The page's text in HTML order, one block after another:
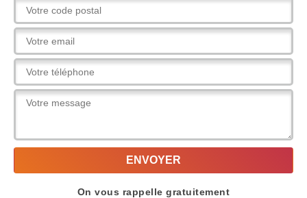
On vous rappelle gratuitement